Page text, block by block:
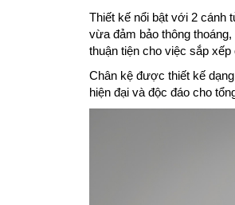
Thiết kế nổi bật với 2 cánh
vừa đảm bảo thông
thuận tiện cho việc sắp
Chân kệ được thiết kế
hiện đại và độc đáo cho